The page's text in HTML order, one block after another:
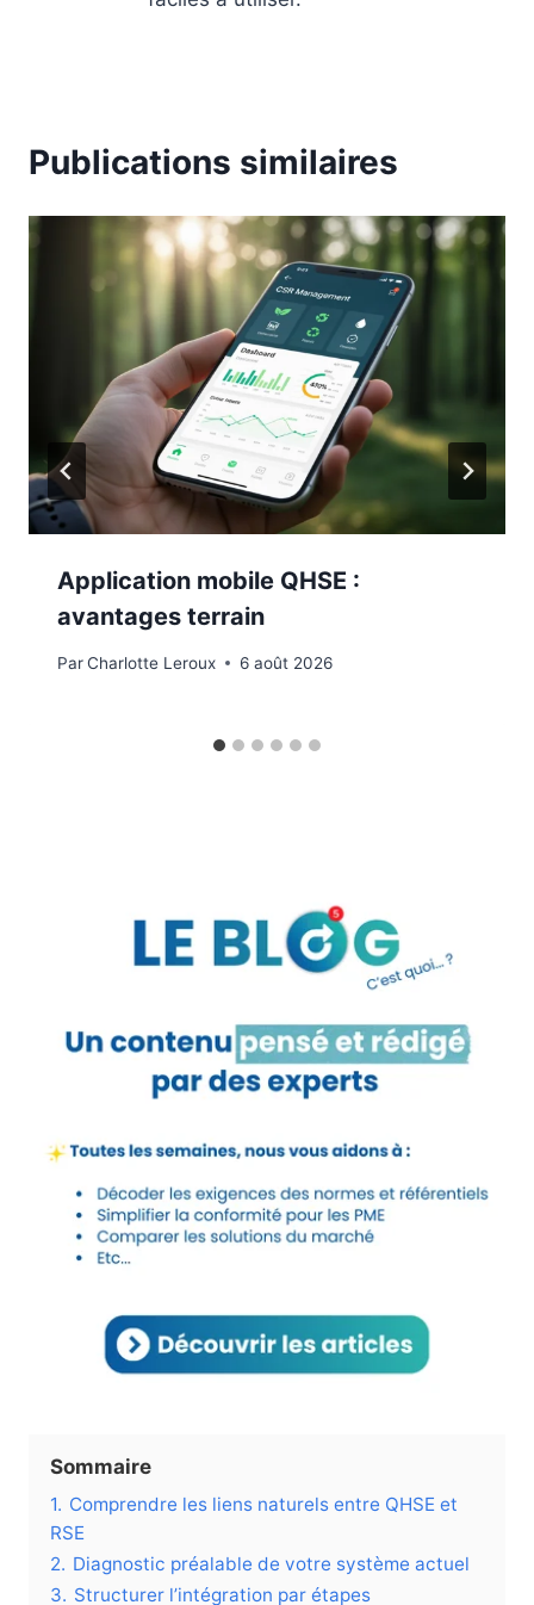
Publications similaires
Application mobile QHSE :
avantages terrain
ParCharlotte Leroux 6 août 2026
Sommaire
1. Comprendre les liens naturels entre QHSE et
RSE
2. Diagnostic préalable de votre système actuel
3. Structurer l’intégration par étapes